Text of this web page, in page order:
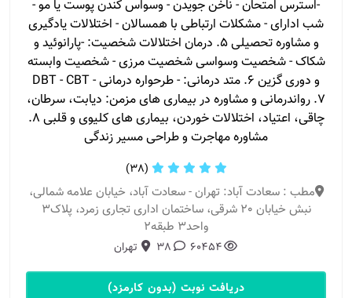
-استرس امتحان - ناخن جویدن - وسواس کندن پوست یا مو -
شب ادارای - مشکلات ارتباطی با همسالان - اختلالات یادگیری
و مشاوره تحصیلی 5. درمان اختلالات شخصیت: -پارانوئید و
شکاک - شخصیت وسواسی شخصیت مرزی - شخصیت وابسته
و دوری گزین 6. متد درمانی: - طرحواره درمانی DBT - CBT -
7. رواندرمانی و مشاوره در بیماری های مزمن: دیابت، سرطان،
چاقی، اعتیاد، اختلالات خوردن، بیماری های کلیوی و قلبی 8.
مشاوره مهاجرت و طراحی مسیر زندگی
(38)
مطب : سعادت آباد: تهران - سعادت آباد، خیابان علامه شمالی،
نبش خیابان 20 شرقی، ساختمان اداری تجاری زمرد، پلاک3
واحد3 طبقه2
60454
38 تهران
دریافت نوبت (بدون کارمزد)